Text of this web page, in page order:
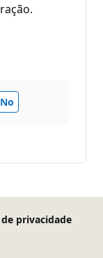
No
privacidade